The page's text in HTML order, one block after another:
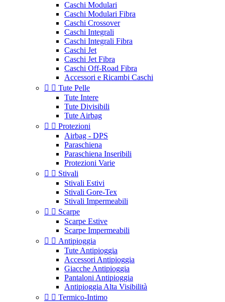
Caschi Modulari
Caschi Modulari Fibra
Caschi Crossover
Caschi Integrali
Caschi Integrali Fibra
Caschi Jet
Caschi Jet Fibra
Caschi Off-Road Fibra
Accessori e Ricambi Caschi
  Tute Pelle
Tute Intere
Tute Divisibili
Tute Airbag
  Protezioni
Airbag - DPS
Paraschiena
Paraschiena Inseribili
Protezioni Varie
  Stivali
Stivali Estivi
Stivali Gore-Tex
Stivali Impermeabili
  Scarpe
Scarpe Estive
Scarpe Impermeabili
  Antipioggia
Tute Antipioggia
Accessori Antipioggia
Giacche Antipioggia
Pantaloni Antipioggia
Antipioggia Alta Visibilità
  Termico-Intimo